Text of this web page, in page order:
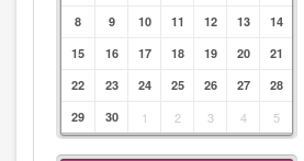
8
9 10 11 12 13
14
15
16 17 18 19 20
21
22
23 24 25 26 27
28
29
30 1 2 3 4 5